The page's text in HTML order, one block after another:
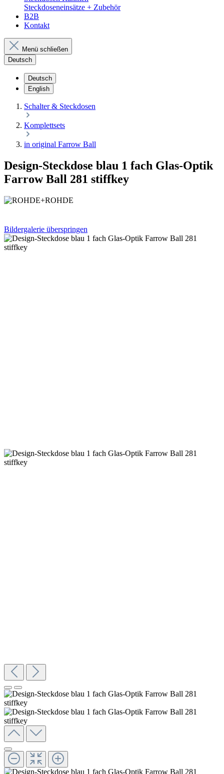
Steckdoseneinsätze + Zubehör
B2B
Kontakt
Menü schließen
Deutsch
Deutsch
English
Schalter & Steckdosen
Komplettsets
in original Farrow Ball
Design-Steckdose blau 1 fach Glas-Optik
Farrow Ball 281 stiffkey
Bildergalerie überspringen